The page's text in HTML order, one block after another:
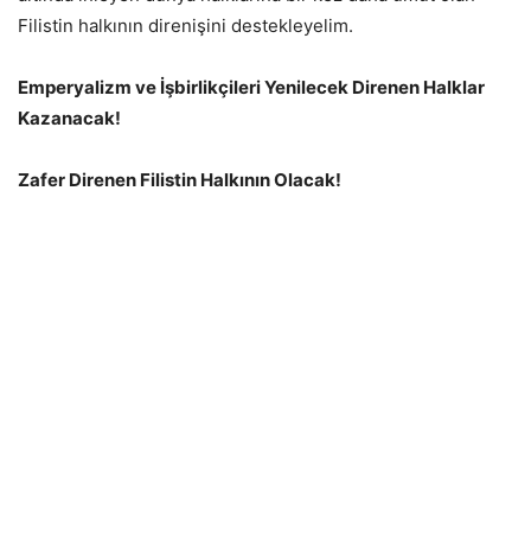
Filistin halkının direnişini destekleyelim.
Emperyalizm ve İşbirlikçileri Yenilecek Direnen Halklar
Kazanacak!
Zafer Direnen Filistin Halkının Olacak!